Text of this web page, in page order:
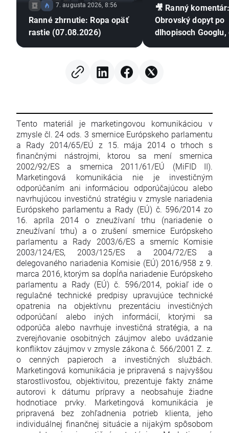
7. augusta 2026, 8:56
Ranné zhrnutie: Ropa opäť
rastie (07.08.2026)
🎥 Ranný
Obrovský dopyt po
dlhopisoch Googlu,
Tento materiál je marketingovou komunikáciou v
zmysle čl. 24 ods. 3 smernice Európskeho parlamentu
a Rady 2014/65/EÚ z 15. mája 2014 o trhoch s
finančnými nástrojmi, ktorou sa mení smernica
2002/92/ES a smernica 2011/61/EÚ (MiFID II).
Marketingová komunikácia nie je investičným
odporúčaním ani informáciou odporúčajúcou alebo
navrhujúcou investičnú stratégiu v zmysle nariadenia
Európskeho parlamentu a Rady (EÚ) č. 596/2014 zo
16. apríla 2014 o zneužívaní trhu (nariadenie o
zneužívaní trhu) a o zrušení smernice Európskeho
parlamentu a Rady 2003/6/ES a smerníc Komisie
2003/124/ES, 2003/125/ES a 2004/72/ES a
delegovaného nariadenia Komisie (EÚ) 2016/958 z 9.
marca 2016, ktorým sa dopĺňa nariadenie Európskeho
parlamentu a Rady (EÚ) č. 596/2014, pokiaľ ide o
regulačné technické predpisy upravujúce technické
opatrenia na objektívnu prezentáciu investičných
odporúčaní alebo iných informácií, ktorými sa
odporúča alebo navrhuje investičná stratégia, a na
zverejňovanie osobitných záujmov alebo uvádzanie
konfliktov záujmov v zmysle zákona č. 566/2001 Z. z.
o cenných papieroch a investičných službách.
Marketingová komunikácia je pripravená s najvyššou
starostlivosťou, objektivitou, prezentuje fakty známe
autorovi k dátumu prípravy a neobsahuje žiadne
hodnotiace prvky. Marketingová komunikácia je
pripravená bez zohľadnenia potrieb klienta, jeho
individuálnej finančnej situácie a nijakým spôsobom